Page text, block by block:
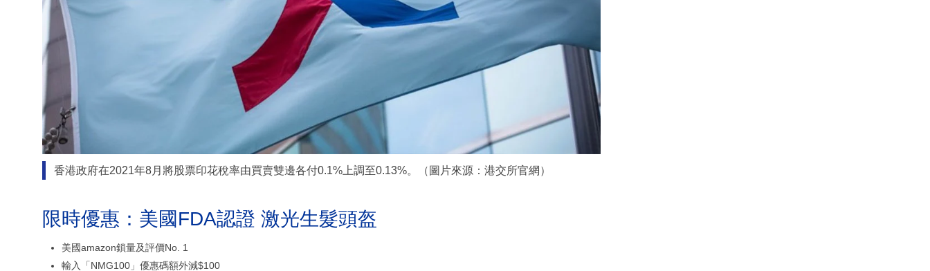
香港政府在2021年8月將股票印花稅率由買賣雙邊各付0.1%上調至0.13%。（圖片來源：港交所官網）
限時優惠：美國FDA認證 激光生髮頭盔
美國amazon鎖量及評價No. 1
輸入「NMG100」優惠碼額外減$100